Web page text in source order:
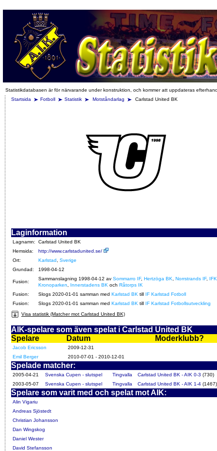
Statistikdatabasen är för närvarande under konstruktion, och kommer att uppdateras
Startsida
Fotboll Statistik Motståndarlag Carlstad United BK
Laginformation
Lagnamn:
Carlstad United BK
Hemsida:
http://www.carlstadunited.se/
Ort:
Karlstad
Sverige
Grundad:
1998-04-12
Fusion:
Sammanslagning 1998-04-12 av Sommarro IF, Hertzöga BK Norrstrands IF, IFK
Kronoparken
Innerstadens BK och Råtorps IK
Fusion:
Slogs 2020-01-01 samman med Karlstad BK till IF Karlstad Fotboll
Fusion:
Slogs 2020-01-01 samman med Karlstad BK till IF Karlstad Fotbollsutveckling
Visa statistik (Matcher mot Carlstad United BK)
AIK-spelare som även spelat i Carlstad United BK
Spelare
Datum Moderklubb?
Jacob Ericsson
2009-12-31
Emil Berger
2010-07-01 - 2010-12-01
Spelade matcher:
2005-04-21 Svenska Cupen - slutspel Tingvalla Carlstad United BK - AIK 0-3 (730)
2003-05-07
Svenska Cupen - slutspel Tingvalla Carlstad United BK - AIK 1-4 (1467)
Spelare som varit med och spelat mot AIK:
Alin Vigariu
Andreas Sjöstedt
Christian Johansson
Dan Wingskog
Daniel Wester
David Stefansson